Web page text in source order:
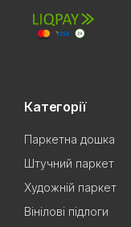
Категорії
Паркетна дошка
Штучний паркет
Художній паркет
Вінілові підлоги